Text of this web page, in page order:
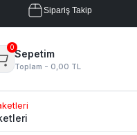
Sipariş Takip
0
Sepetim
Toplam - 0,00 TL